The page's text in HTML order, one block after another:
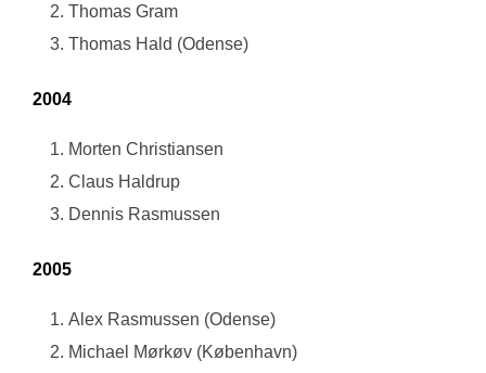
Thomas Gram
Thomas Hald (Odense)
2004
Morten Christiansen
Claus Haldrup
Dennis Rasmussen
2005
Alex Rasmussen (Odense)
Michael Mørkøv (København)